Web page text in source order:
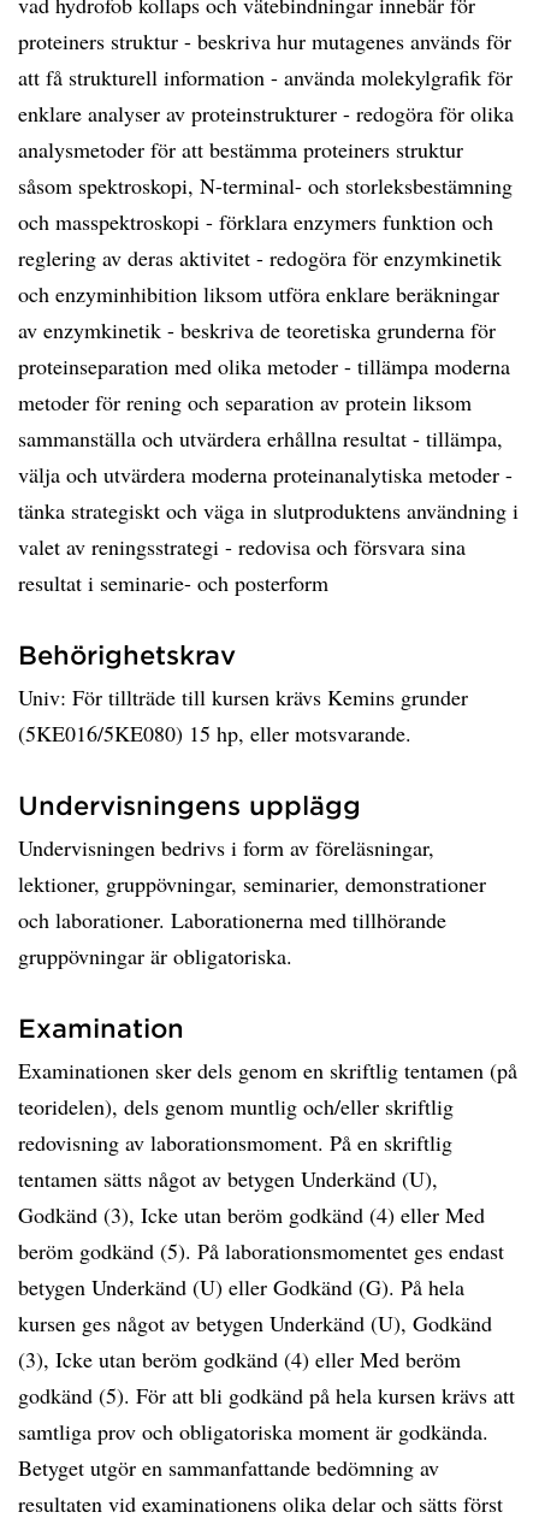
proteiners struktur - beskriva hur mutagenes används för
att få strukturell information - använda molekylgrafik för
enklare analyser av proteinstrukturer - redogöra för olika
analysmetoder för att bestämma proteiners struktur
såsom spektroskopi, N-terminal- och storleksbestämning
och masspektroskopi - förklara enzymers funktion och
reglering av deras aktivitet - redogöra för enzymkinetik
och enzyminhibition liksom utföra enklare beräkningar
av enzymkinetik - beskriva de teoretiska grunderna för
proteinseparation med olika metoder - tillämpa moderna
metoder för rening och separation av protein liksom
sammanställa och utvärdera erhållna resultat - tillämpa,
välja och utvärdera moderna proteinanalytiska metoder -
tänka strategiskt och väga in slutproduktens användning i
valet av reningsstrategi - redovisa och försvara sina
resultat i seminarie- och posterform
Behörighetskrav
Univ: För tillträde till kursen krävs Kemins grunder
(5KE016/5KE080) 15 hp, eller motsvarande.
Undervisningens upplägg
Undervisningen bedrivs i form av föreläsningar,
lektioner, gruppövningar, seminarier, demonstrationer
och laborationer. Laborationerna med tillhörande
gruppövningar är obligatoriska.
Examination
Examinationen sker dels genom en skriftlig tentamen (på
teoridelen), dels genom muntlig och/eller skriftlig
redovisning av laborationsmoment. På en skriftlig
tentamen sätts något av betygen Underkänd (U),
Godkänd (3), Icke utan beröm godkänd (4) eller Med
beröm godkänd (5). På laborationsmomentet ges endast
betygen Underkänd (U) eller Godkänd (G). På hela
kursen ges något av betygen Underkänd (U), Godkänd
(3), Icke utan beröm godkänd (4) eller Med beröm
godkänd (5). För att bli godkänd på hela kursen krävs att
samtliga prov och obligatoriska moment är godkända.
Betyget utgör en sammanfattande bedömning av
resultaten vid examinationens olika delar och sätts först